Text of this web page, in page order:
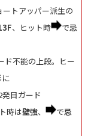
トアッパー派生の
、ヒット時 で忌
不能の上段。ヒー
目ガード
時は壁強、 で忌